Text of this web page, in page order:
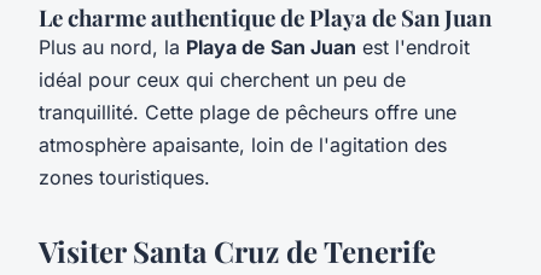
Le charme authentique de Playa de San Juan
Plus au nord, la Playa de San Juan est l'endroit
idéal pour ceux qui cherchent un peu de
tranquillité. Cette plage de pêcheurs offre une
atmosphère apaisante, loin de l'agitation des
zones touristiques.
Visiter Santa Cruz de Tenerife